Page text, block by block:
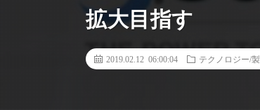
拡大目指す
2019.02.12 06:00:04 テクノロジー/